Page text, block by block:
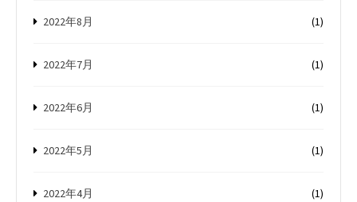
2022年8月 (1)
2022年7月 (1)
2022年6月 (1)
2022年5月 (1)
2022年4月 (1)